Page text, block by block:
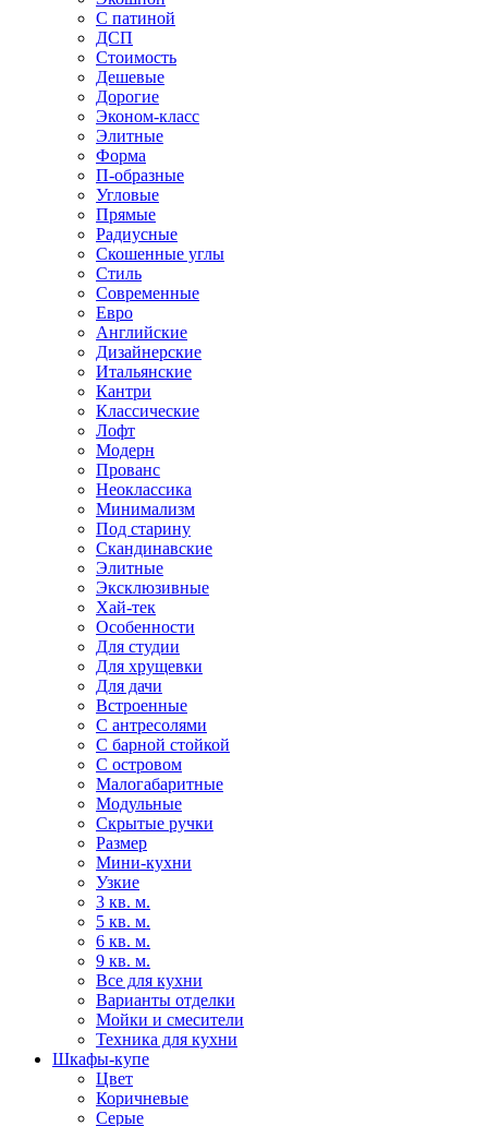
С патиной
ДСП
Стоимость
Дешевые
Дорогие
Эконом-класс
Элитные
Форма
П-образные
Угловые
Прямые
Радиусные
Скошенные углы
Стиль
Современные
Евро
Английские
Дизайнерские
Итальянские
Кантри
Классические
Лофт
Модерн
Прованс
Неоклассика
Минимализм
Под старину
Скандинавские
Элитные
Эксклюзивные
Хай-тек
Особенности
Для студии
Для хрущевки
Для дачи
Встроенные
С антресолями
С барной стойкой
С островом
Малогабаритные
Модульные
Скрытые ручки
Размер
Мини-кухни
Узкие
3 кв. м.
5 кв. м.
6 кв. м.
9 кв. м.
Все для кухни
Варианты отделки
Мойки и смесители
Техника для кухни
Шкафы-купе
Цвет
Коричневые
Серые